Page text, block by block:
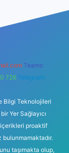
Teams:
726 Telegram:
Bilgi Teknolojileri
Yer Sağlayıcı
proaktif
taşımakta olup,